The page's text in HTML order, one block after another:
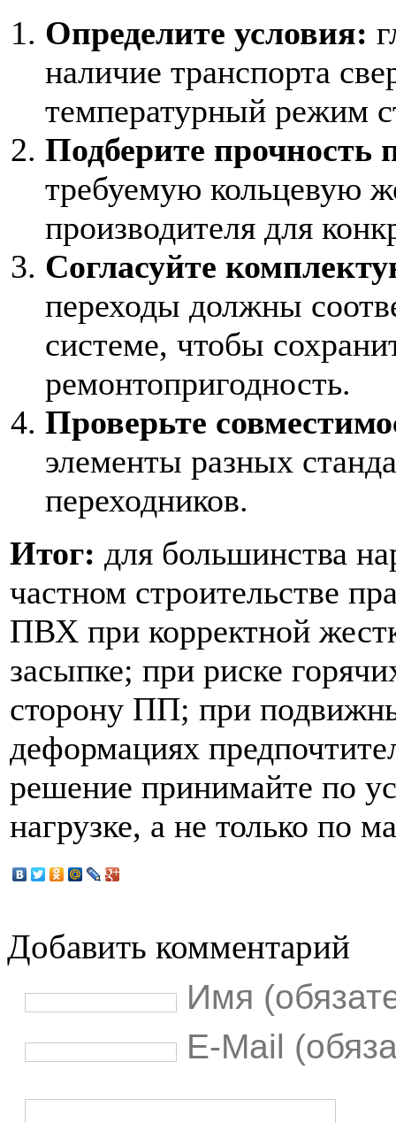
Определите условия:
наличие транспорта
температурный режим
Подберите прочность
требуемую кольцевую
производителя для
Согласуйте
переходы должны
системе, чтобы
ремонтопригодность.
Проверьте
элементы разных
переходников.
Итог: для большинства
частном строительстве
ПВХ при корректной
засыпке; при риске
сторону ПП; при
деформациях
решение принимайте по
нагрузке, а не только по
Добавить комментарий
Имя
E-Mail